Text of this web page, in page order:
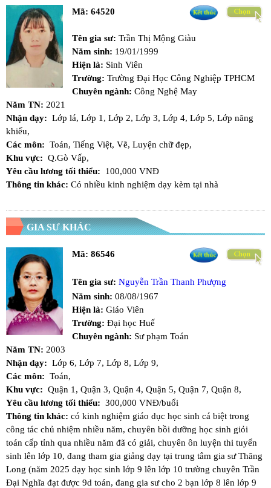
Mã: 64520
Tên gia sư: Trần Thị Mộng Giàu
Năm sinh: 19/01/1999
Hiện là: Sinh Viên
Trường: Trường Đại Học Công Nghiệp TPHCM
Chuyên ngành: Công Nghệ May
Năm TN: 2021
Nhận dạy: Lớp lá, Lớp 1, Lớp 2, Lớp 3, Lớp 4, Lớp 5, Lớp năng
khiếu,
Các môn: Toán, Tiếng Việt, Vẽ, Luyện chữ đẹp,
Khu vực: Q.Gò Vấp,
Yêu cầu lương tối thiểu:
100,000 VNĐ
Thông tin khác: Có nhiều kinh nghiệm dạy kèm tại nhà
GIA SƯ KHÁC
Mã: 86546
Tên gia sư: Nguyễn Trần Thanh Phượng
Năm sinh: 08/08/1967
Hiện là: Giáo Viên
Trường: Đại học Huế
Chuyên ngành: Sư phạm Toán
Năm TN: 2003
Nhận dạy: Lớp 6, Lớp 7, Lớp 8, Lớp 9,
Các môn: Toán,
Khu vực: Quận 1, Quận 3, Quận 4, Quận 5, Quận 7, Quận 8,
Yêu cầu lương tối thiểu: 300,000 VNĐ/buổi
Thông tin khác: có kinh nghiệm giáo dục học sinh cá biệt trong
công tác chủ nhiệm nhiều năm, chuyên bồi dưỡng học sinh giỏi
toán cấp tỉnh qua nhiều năm đã có giải, chuyên ôn luyện thi tuyển
sinh lên lớp 10, đang tham gia giảng dạy tại trung tâm gia sư Thăng
Long (năm 2025 dạy học sinh lớp 9 lên lớp 10 trường chuyên Trần
Đại Nghĩa đạt được 9d toán, đang gia sư cho 2 bạn lớp 8 lên lớp 9